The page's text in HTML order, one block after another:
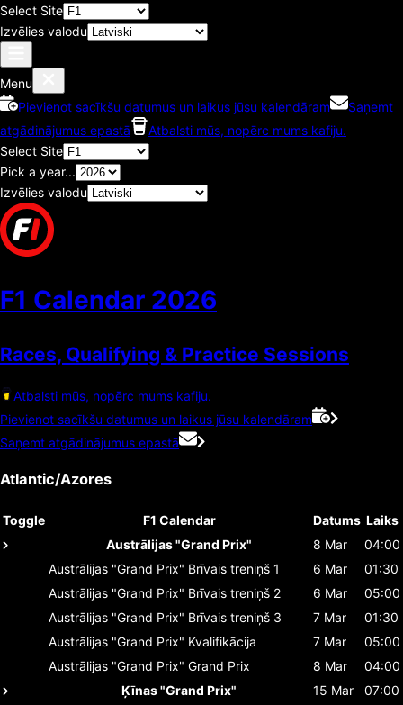
Select Site
Izvēlies valodu
Menu
Pievienot sacīkšu datumus un laikus jūsu kalendāram
Saņemt
atgādinājumus epastā
Atbalsti mūs, nopērc mums kafiju.
Select Site
Pick a year...
Izvēlies valodu
F1 Calendar 2026
Races, Qualifying & Practice Sessions
Atbalsti mūs, nopērc mums kafiju.
Pievienot sacīkšu datumus un laikus jūsu kalendāram
Saņemt atgādinājumus epastā
Atlantic/Azores
Toggle F1 Calendar Datums Laiks
Austrālijas "Grand Prix"
8 Mar
04:00
Austrālijas "Grand Prix" Brīvais treniņš 1 6 Mar
01:30
Austrālijas "Grand Prix" Brīvais treniņš 2 6 Mar
05:00
Austrālijas "Grand Prix" Brīvais treniņš 3 7 Mar
01:30
Austrālijas "Grand Prix" Kvalifikācija 7 Mar
05:00
Austrālijas "Grand Prix" Grand Prix 8 Mar
04:00
Ķīnas "Grand Prix"
15 Mar
07:00